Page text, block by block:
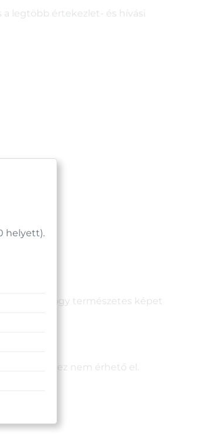
legtöbb értekezlet- és hívási
végez, hogy természetes képet
rendszerhez nem érhető el.
helyett).